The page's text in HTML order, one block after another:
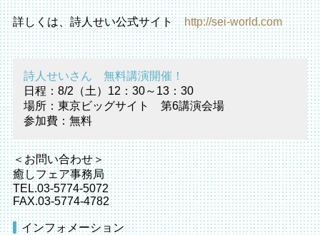
詳しくは、詩人せい公式サイトhttp://sei-world.com
詩人せいさん 無料講演開催！
日程：8/2（土）12：30～13：30
場所：東京ビッグサイト 第6講演会場
参加費：無料
＜お問い合わせ＞
癒しフェア事務局
TEL.03-5774-5072
FAX.03-5774-4782
インフォメーション